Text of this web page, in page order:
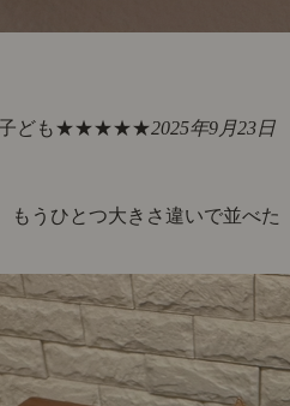
ども★★★★★2025年9月23日
もうひとつ大きさ違いで並べた